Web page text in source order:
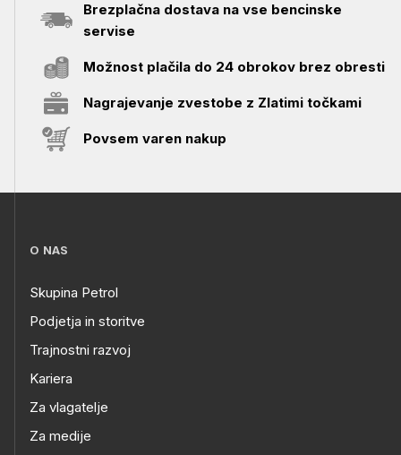
Brezplačna dostava na vse bencinske
servise
Možnost plačila do 24 obrokov brez obresti
Nagrajevanje zvestobe z Zlatimi točkami
Povsem varen nakup
O NAS
Skupina Petrol
Podjetja in storitve
Trajnostni razvoj
Kariera
Za vlagatelje
Za medije